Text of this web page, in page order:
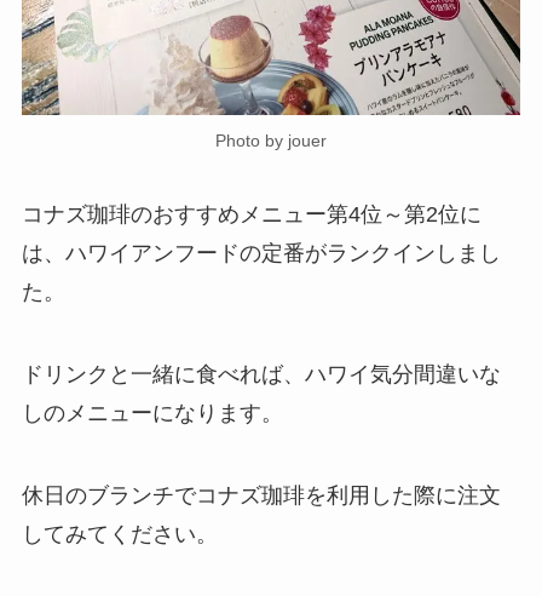
Photo by jouer
コナズ珈琲のおすすめメニュー第4位～第2位に
は、ハワイアンフードの定番がランクインしまし
た。
ドリンクと一緒に食べれば、ハワイ気分間違いな
しのメニューになります。
休日のブランチでコナズ珈琲を利用した際に注文
してみてください。